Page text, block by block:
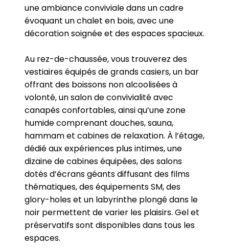
une ambiance conviviale dans un cadre
évoquant un chalet en bois, avec une
décoration soignée et des espaces spacieux.
Au rez-de-chaussée, vous trouverez des
vestiaires équipés de grands casiers, un bar
offrant des boissons non alcoolisées à
volonté, un salon de convivialité avec
canapés confortables, ainsi qu’une zone
humide comprenant douches, sauna,
hammam et cabines de relaxation. À l’étage,
dédié aux expériences plus intimes, une
dizaine de cabines équipées, des salons
dotés d’écrans géants diffusant des films
thématiques, des équipements SM, des
glory-holes et un labyrinthe plongé dans le
noir permettent de varier les plaisirs. Gel et
préservatifs sont disponibles dans tous les
espaces.